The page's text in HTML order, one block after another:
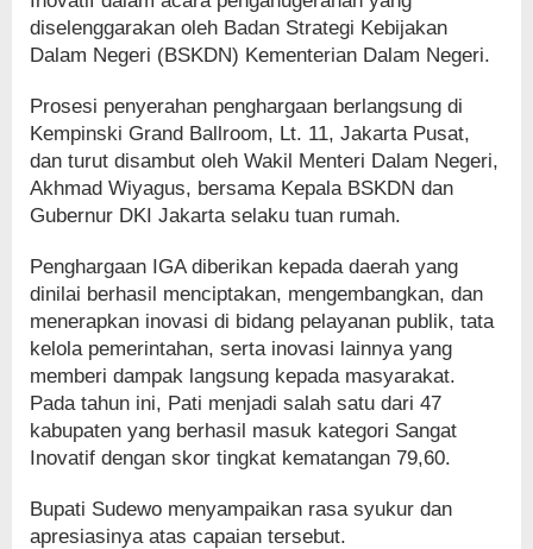
diselenggarakan oleh Badan Strategi Kebijakan
Dalam Negeri (BSKDN) Kementerian Dalam Negeri.
Prosesi penyerahan penghargaan berlangsung di
Kempinski Grand Ballroom, Lt. 11, Jakarta Pusat,
dan turut disambut oleh Wakil Menteri Dalam Negeri,
Akhmad Wiyagus, bersama Kepala BSKDN dan
Gubernur DKI Jakarta selaku tuan rumah.
Penghargaan IGA diberikan kepada daerah yang
dinilai berhasil menciptakan, mengembangkan, dan
menerapkan inovasi di bidang pelayanan publik, tata
kelola pemerintahan, serta inovasi lainnya yang
memberi dampak langsung kepada masyarakat.
Pada tahun ini, Pati menjadi salah satu dari 47
kabupaten yang berhasil masuk kategori Sangat
Inovatif dengan skor tingkat kematangan 79,60.
Bupati Sudewo menyampaikan rasa syukur dan
apresiasinya atas capaian tersebut.